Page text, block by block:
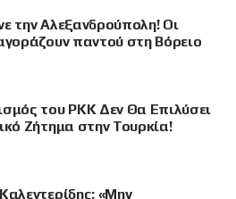
την Αλεξανδρούπολη! Οι
παντού στη Βόρειο
του PKK Δεν Θα Επιλύσει
Ζήτημα στην Τουρκία!
«Μην